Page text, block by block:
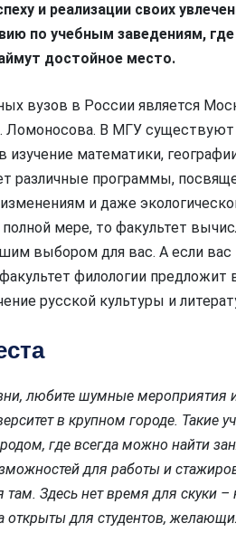
и реализации своих
по учебным заведениям,
достойное место.
вузов в России является
Ломоносова. В МГУ существуют
математики,
различные программы,
и даже
мере, то факультет
выбором для вас. А если вас
филологии предложит
русской культуры и
любите шумные
в крупном городе. Такие
где всегда можно найти
для работы и
Здесь нет время для скуки –
для студентов,